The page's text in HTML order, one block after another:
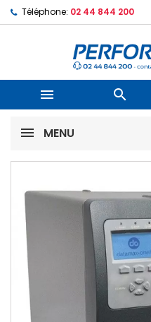
Téléphone: 02 44 844 200
 
MENU